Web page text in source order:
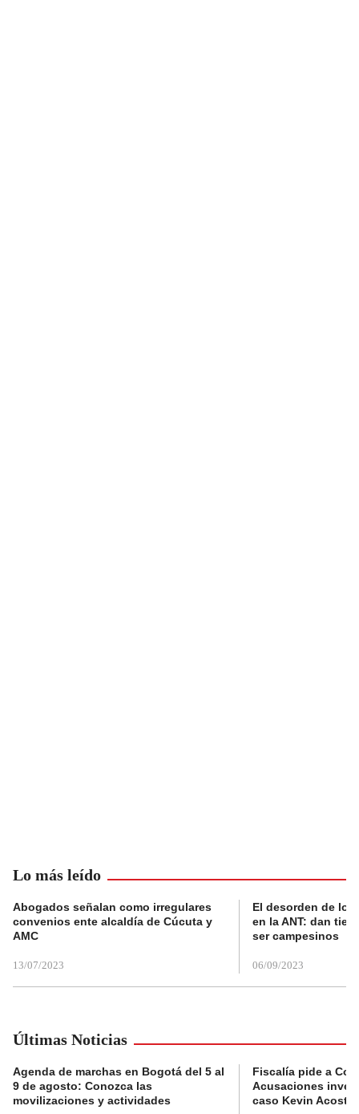
Lo más leído
Abogados señalan como irregulares
convenios ente alcaldía de Cúcuta y
AMC
13/07/2023
El desorden de
en la ANT: dan
ser campesinos
06/09/2023
Últimas Noticias
Agenda de marchas en Bogotá del 5 al
9 de agosto: Conozca las
movilizaciones y actividades
Fiscalía pide a
Acusaciones
caso Kevin Acosta